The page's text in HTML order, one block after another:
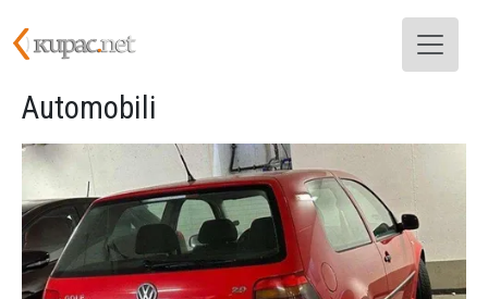
Automobili